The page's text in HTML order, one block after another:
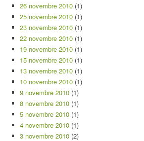
26 novembre 2010 (1)
25 novembre 2010 (1)
23 novembre 2010 (1)
22 novembre 2010 (1)
19 novembre 2010 (1)
15 novembre 2010 (1)
13 novembre 2010 (1)
10 novembre 2010 (1)
9 novembre 2010 (1)
8 novembre 2010 (1)
5 novembre 2010 (1)
4 novembre 2010 (1)
3 novembre 2010 (2)